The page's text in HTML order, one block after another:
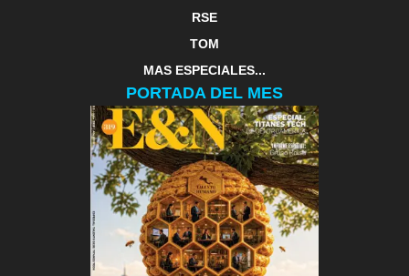
RSE
TOM
MAS ESPECIALES...
PORTADA DEL MES